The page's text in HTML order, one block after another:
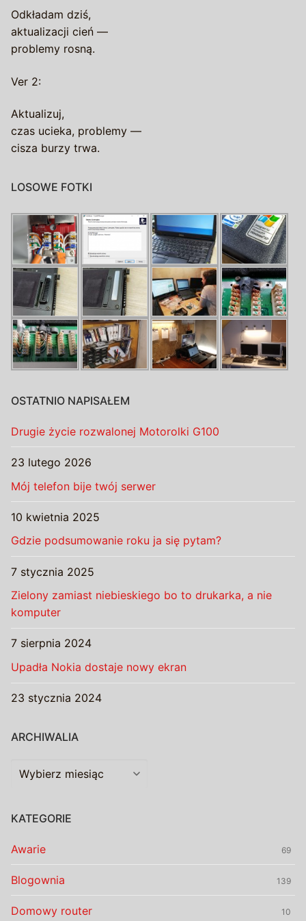
Odkładam dziś,
aktualizacji cień —
problemy rosną.
Ver 2:
Aktualizuj,
czas ucieka, problemy —
cisza burzy trwa.
LOSOWE FOTKI
OSTATNIO NAPISAŁEM
Drugie życie rozwalonej Motorolki G100
23 lutego 2026
Mój telefon bije twój serwer
10 kwietnia 2025
Gdzie podsumowanie roku ja się pytam?
7 stycznia 2025
Zielony zamiast niebieskiego bo to drukarka, a nie
komputer
7 sierpnia 2024
Upadła Nokia dostaje nowy ekran
23 stycznia 2024
ARCHIWALIA
Archiwalia
KATEGORIE
Awarie 69
Blogownia 139
Domowy router 10